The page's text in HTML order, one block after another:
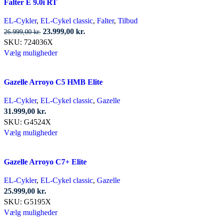
Falter E 9.0i RT
EL-Cykler, EL-Cykel classic, Falter, Tilbud
26.999,00kr. Den
oprindelige
pris
23.999,00 kr.
SKU: 724036X
Vælg mulighederDette
flere
Mulighederne
Gazelle Arroyo C5 HMB Elite
EL-Cykler, EL-Cykel classic, Gazelle
31.999,00 kr.
SKU: G4524X
Vælg mulighederDette
flere
Mulighederne
Gazelle Arroyo C7+ Elite
EL-Cykler, EL-Cykel classic, Gazelle
25.999,00 kr.
SKU: G5195X
Vælg mulighederDette